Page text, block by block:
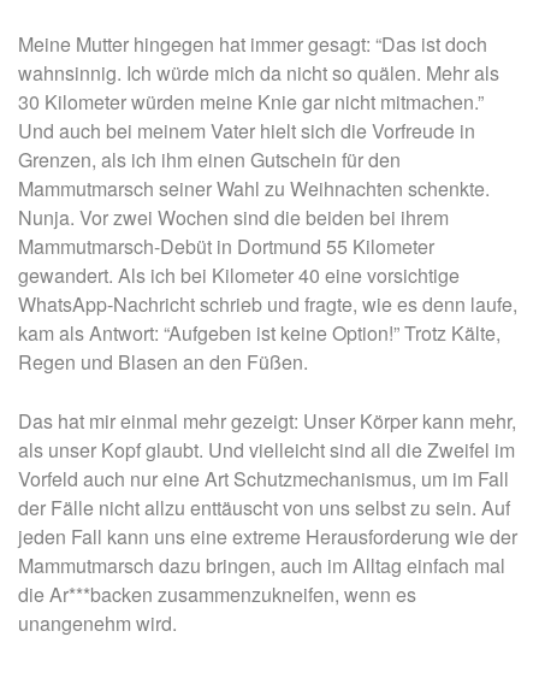
Meine Mutter hingegen hat immer gesagt: “Das ist doch
wahnsinnig. Ich würde mich da nicht so quälen. Mehr als
30 Kilometer würden meine Knie gar nicht mitmachen.”
Und auch bei meinem Vater hielt sich die Vorfreude in
Grenzen, als ich ihm einen Gutschein für den
Mammutmarsch seiner Wahl zu Weihnachten schenkte.
Nunja. Vor zwei Wochen sind die beiden bei ihrem
Mammutmarsch-Debüt in Dortmund 55 Kilometer
gewandert. Als ich bei Kilometer 40 eine vorsichtige
WhatsApp-Nachricht schrieb und fragte, wie es denn laufe,
kam als Antwort: “Aufgeben ist keine Option!” Trotz Kälte,
Regen und Blasen an den Füßen.
Das hat mir einmal mehr gezeigt: Unser Körper kann mehr,
als unser Kopf glaubt. Und vielleicht sind all die Zweifel im
Vorfeld auch nur eine Art Schutzmechanismus, um im Fall
der Fälle nicht allzu enttäuscht von uns selbst zu sein. Auf
jeden Fall kann uns eine extreme Herausforderung wie der
Mammutmarsch dazu bringen, auch im Alltag einfach mal
die Ar***backen zusammenzukneifen, wenn es
unangenehm wird.